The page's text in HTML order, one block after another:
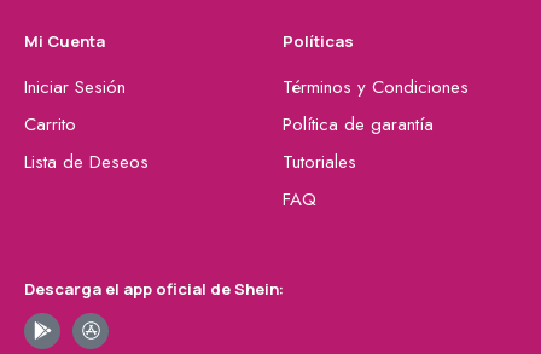
Mi Cuenta
Iniciar Sesión
Carrito
Lista de Deseos
Políticas
Términos y Condiciones
Política de garantía
Tutoriales
FAQ
Descarga el app oficial de Shein: